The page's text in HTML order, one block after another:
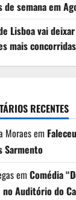
de semana em
Lisboa vai
mais
RECENTES
Moraesem
Sarmento
em Comédia
Auditório do